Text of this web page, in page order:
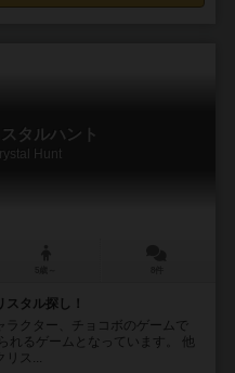
タルハント
Hunt
タル探し！
クター、チョコボのゲームで
れるゲームとなっています。 他
リス...